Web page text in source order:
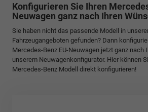
Konfigurieren Sie Ihren
Neuwagen ganz nach Ihren
Sie haben nicht das passende Modell in
Fahrzeugangeboten gefunden? Dann
Mercedes-Benz EU-Neuwagen jetzt ganz nach
unserem Neuwagenkonfigurator. Hier können
Mercedes-Benz Modell direkt konfigurieren!